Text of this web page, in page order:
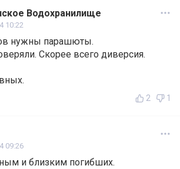
Водохранилище
10:22
нужны парашюты.
Скорее всего диверсия.
2 1
09:26
и близким погибших.